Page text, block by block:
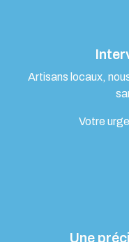
Artisans locaux,
Votre
Une